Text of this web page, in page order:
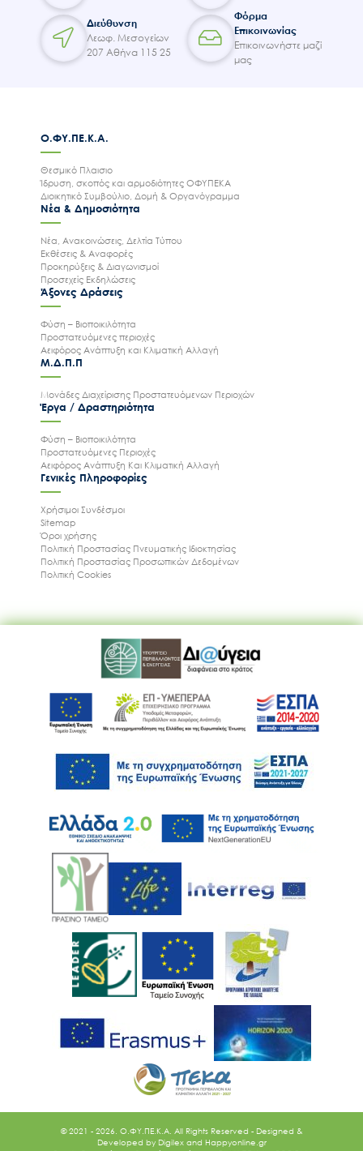
Ακολουθήστε μας
Διεύθυνση
Λεωφ. Μεσογείων
207 Αθήνα 115 25
Φόρμα
Επικοινωνίας
Επικοινωνήστε μαζί
μας
Ο.ΦΥ.ΠΕ.Κ.Α.
Θεσμικό Πλαισιο
Ίδρυση, σκοπός και αρμοδιότητες ΟΦΥΠΕΚΑ
Διοικητικό Συμβούλιο, Δομή & Οργανόγραμμα
Νέα & Δημοσιότητα
Νέα, Ανακοινώσεις, Δελτία Τύπου
Εκθέσεις & Αναφορές
Προκηρύξεις & Διαγωνισμοί
Προσεχείς Εκδηλώσεις
Άξονες Δράσεις
Φύση – Βιοποικιλότητα
Προστατευόμενες περιοχές
Αειφόρος Ανάπτυξη και Κλιματική Αλλαγή
Μ.Δ.Π.Π
Μονάδες Διαχείρισης Προστατευόμενων Περιοχών
Έργα / Δραστηριότητα
Φύση – Βιοποικιλότητα
Προστατευόμενες Περιοχές
Αειφόρος Ανάπτυξη Και Κλιματική Αλλαγή
Γενικές Πληροφορίες
Χρήσιμοι Συνδέσμοι
Sitemap
Όροι χρήσης
Πολιτική Προστασίας Πνευματικής Ιδιοκτησίας
Πολιτική Προστασίας Προσωπικών Δεδομένων
Πολιτική Cookies
© 2021 - 2026. O.ΦΥ.ΠΕ.Κ.Α. All Rights Reserved - Designed &
Developed by Digilex and Happyonline.gr